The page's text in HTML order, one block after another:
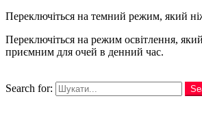
Переключіться на темний режим, який
Переключіться на режим освітлення,
приємним для очей в денний час.
Search for: